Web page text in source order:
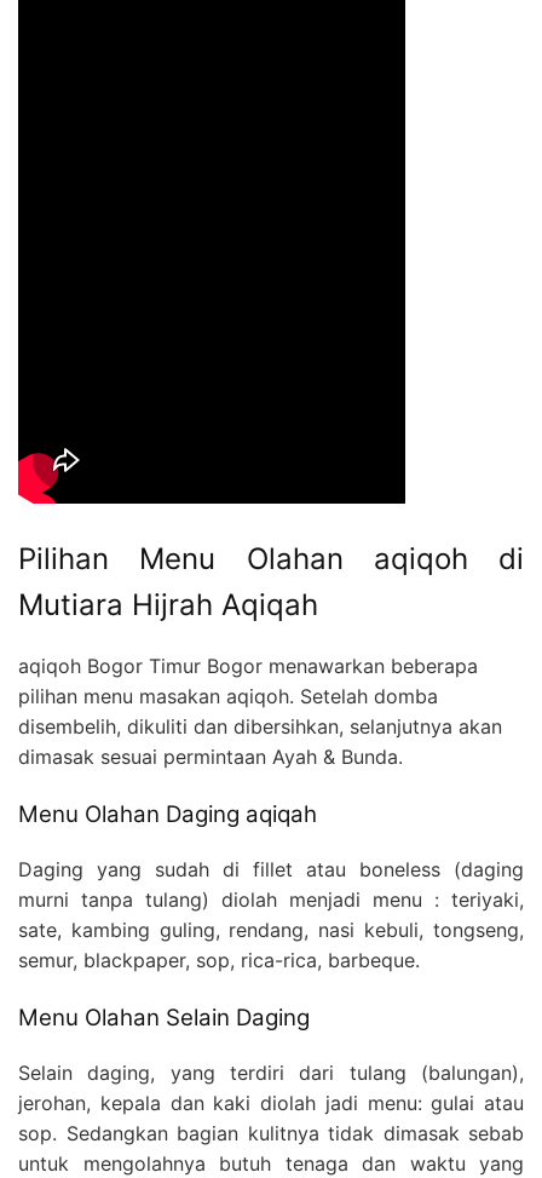
Pilihan Menu Olahan aqiqoh di
Mutiara Hijrah Aqiqah
aqiqoh Bogor Timur Bogor menawarkan beberapa
pilihan menu masakan aqiqoh. Setelah domba
disembelih, dikuliti dan dibersihkan, selanjutnya akan
dimasak sesuai permintaan Ayah & Bunda.
Menu Olahan Daging aqiqah
Daging yang sudah di fillet atau boneless (daging
murni tanpa tulang) diolah menjadi menu : teriyaki,
sate, kambing guling, rendang, nasi kebuli, tongseng,
semur, blackpaper, sop, rica-rica, barbeque.
Menu Olahan Selain Daging
Selain daging, yang terdiri dari tulang (balungan),
jerohan, kepala dan kaki diolah jadi menu: gulai atau
sop. Sedangkan bagian kulitnya tidak dimasak sebab
untuk mengolahnya butuh tenaga dan waktu yang